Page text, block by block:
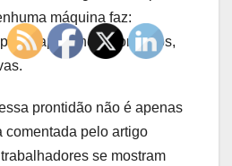
máquina faz:
aprofundar contextos,
prontidão não é apenas
comentada pelo artigo
se mostram